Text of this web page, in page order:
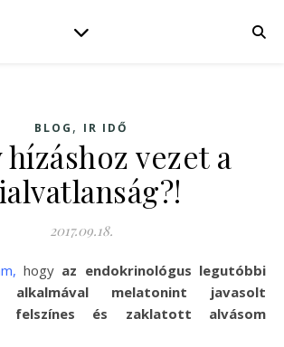
BLOG , IR IDŐ
hízáshoz vezet a
2017.09.18.
, hogy az endokrinológus legutóbbi
alkalmával melatonint javasolt
felszínes és zaklatott alvásom